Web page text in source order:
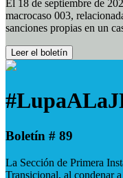
El 18 de septiembre de
macrocaso 003,
sanciones propias en un
Leer el boletín
Boletín # 89
La Sección de Primera
Transicional, al condenar